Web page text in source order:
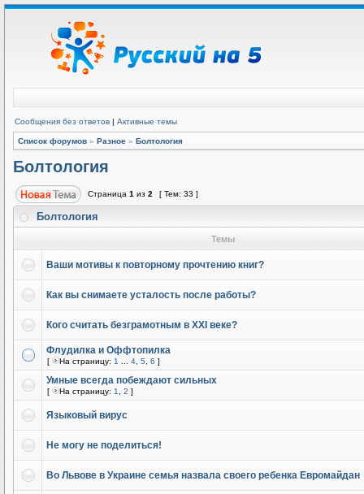
Сообщения без ответов | Активные темы
Список форумов » Разное » Болтология
Болтология
Страница 1 из 2 [ Тем: 33 ]
Болтология
Темы
Ваши мотивы к повторному прочтению книг?
Как вы снимаете усталость после работы?
Кого считать безграмотным в XXI веке?
Флудилка и Оффтопилка
[ На страницу: 1 4 5 6 ]
Умные всегда побеждают сильных
[ На страницу: 1 2 ]
Языковый вирус
Не могу не поделиться!
Во Львове в Украине семья назвала своего ребенка Евромайдан